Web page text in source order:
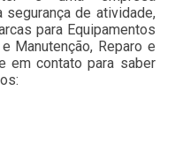
de atividade,
para Equipamentos
Manutenção, Reparo e
em contato para saber